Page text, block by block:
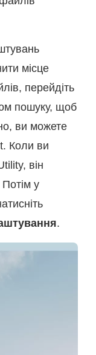
місце
перейдіть
пошуку, щоб
ви можете
Коли ви
він
Потім у
.